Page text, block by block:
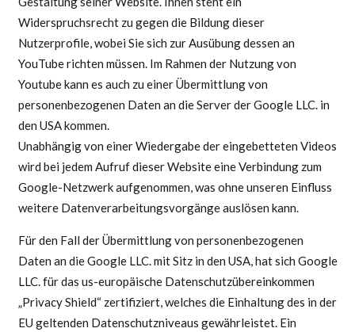
Widerspruchsrecht zu gegen die Bildung dieser
Nutzerprofile, wobei Sie sich zur Ausübung dessen an
YouTube richten müssen. Im Rahmen der Nutzung von
Youtube kann es auch zu einer Übermittlung von
personenbezogenen Daten an die Server der Google LLC. in
den USA kommen.
Unabhängig von einer Wiedergabe der eingebetteten Videos
wird bei jedem Aufruf dieser Website eine Verbindung zum
Google-Netzwerk aufgenommen, was ohne unseren Einfluss
weitere Datenverarbeitungsvorgänge auslösen kann.
Für den Fall der Übermittlung von personenbezogenen
Daten an die Google LLC. mit Sitz in den USA, hat sich Google
LLC. für das us-europäische Datenschutzübereinkommen
„Privacy Shield“ zertifiziert, welches die Einhaltung des in der
EU geltenden Datenschutzniveaus gewährleistet. Ein